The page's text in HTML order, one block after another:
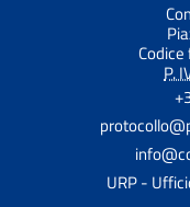
P.
URP -